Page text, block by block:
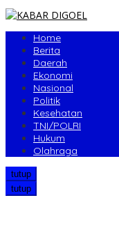
Home
Berita
Daerah
Ekonomi
Nasional
Politik
Kesehatan
TNI/POLRI
Hukum
Olahraga
tutup
tutup